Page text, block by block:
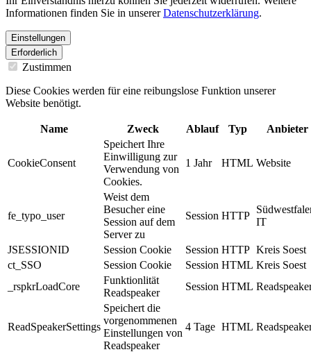
Informationen finden Sie in unsererDatenschutzerklärung.
Einstellungen
Erforderlich
Zustimmen
Diese Cookies werden für eine reibungslose Funktion unserer
Website benötigt.
Name Zweck Ablauf Typ Anbieter
CookieConsent
Speichert Ihre
Einwilligung zur
Verwendung von
Cookies.
1 Jahr HTML Website
fe_typo_user
Weist dem
Besucher eine
Session auf dem
Server zu
Session HTTP
IT
JSESSIONID Session Cookie Session HTTP Kreis Soest
ct_SSO
Session Cookie Session HTML Kreis Soest
_rspkrLoadCore
Funktionlität
Readspeaker
Session HTML
ReadSpeakerSettings
Speichert die
vorgenommenen
Einstellungen von
Readspeaker
4 Tage HTML